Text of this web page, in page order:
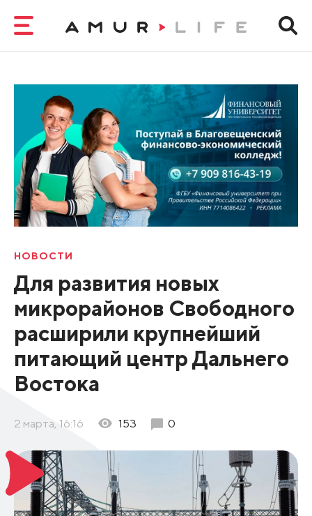
НОВОСТИ
Для развития новых
микрорайонов Свободного
расширили крупнейший
питающий центр Дальнего
Востока
2 марта, 16:16 153 0